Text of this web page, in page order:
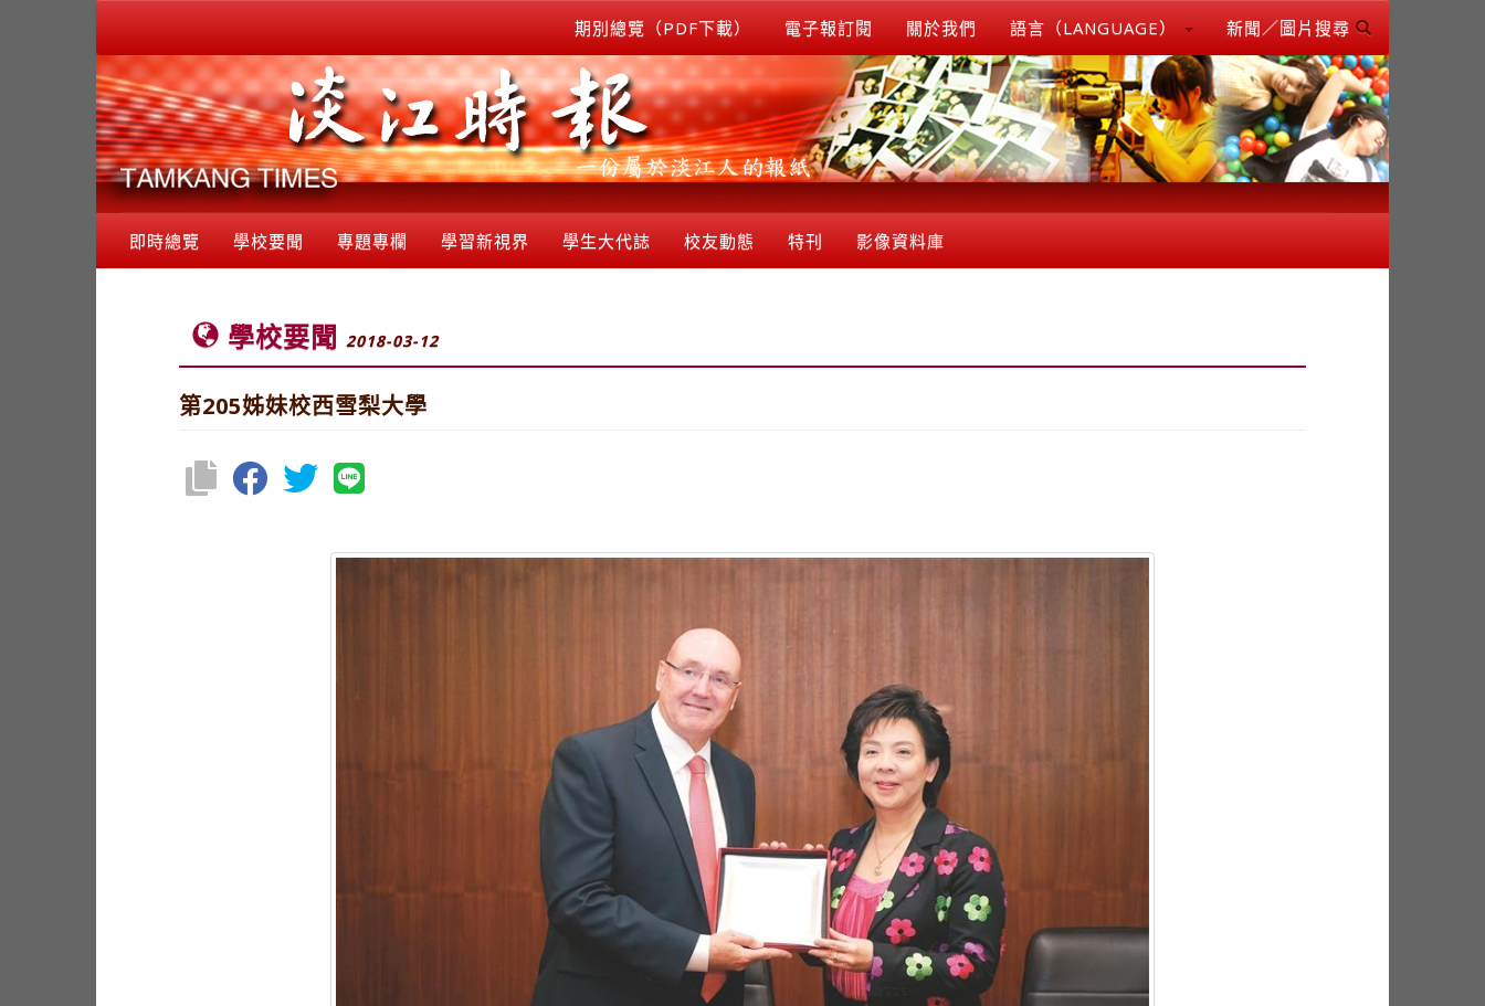
期別總覽（PDF下載） 電子報訂閱 關於我們 語言（LANGUAGE） 新聞／圖片搜尋
即時總覽 學校要聞 專題專欄 學習新視界 學生大代誌 校友動態 特刊 影像資料庫
學校要聞 2018-03-12
第205姊妹校西雪梨大學